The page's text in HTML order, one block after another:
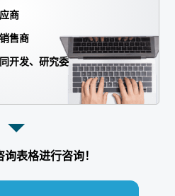
商
售商
开发、研究委
表格进行咨询！